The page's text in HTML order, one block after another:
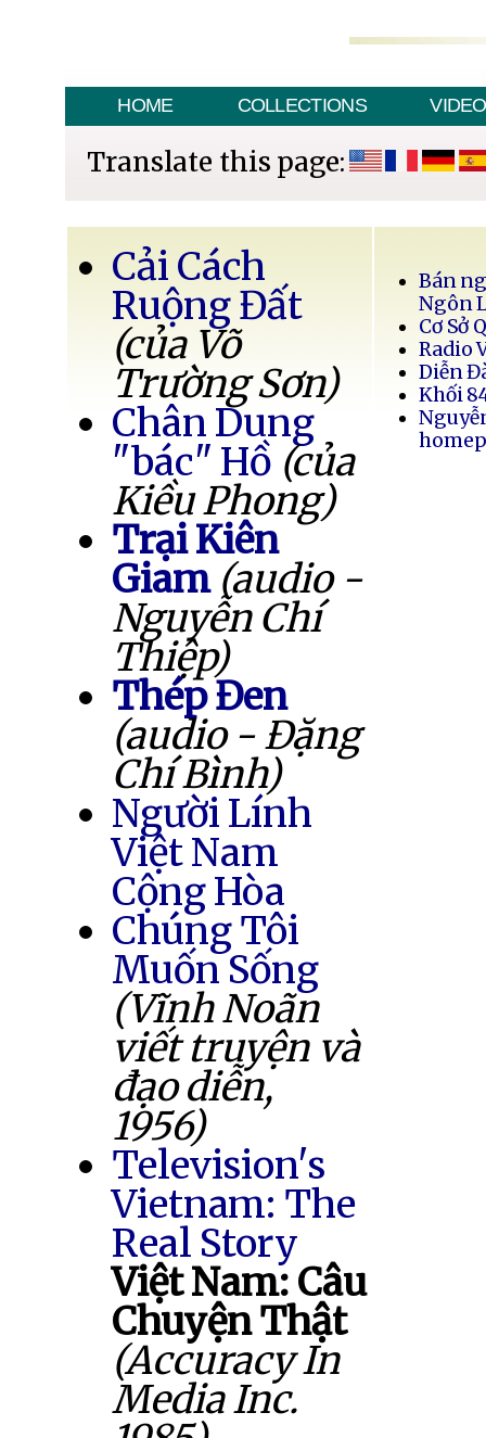
HOME COLLECTIONS VIDEO
Translate this page:
Cải Cách
Ruộng Đất
(của Võ
Trường Sơn)
Chân Dung
"bác" Hồ (của
Kiều Phong)
Trại Kiên
Giam (audio -
Nguyễn Chí
Thiệp)
Thép Đen
(audio - Đặng
Chí Bình)
Người Lính
Việt Nam
Cộng Hòa
Chúng Tôi
Muốn Sống
(Vĩnh Noãn
viết truyện và
đạo diễn,
1956)
Television's
Vietnam: The
Real Story
Việt Nam: Câu
Chuyện Thật
(Accuracy In
Media Inc.
Bán
Ngôn
Cơ Sở
Radio
Diễn
Khối